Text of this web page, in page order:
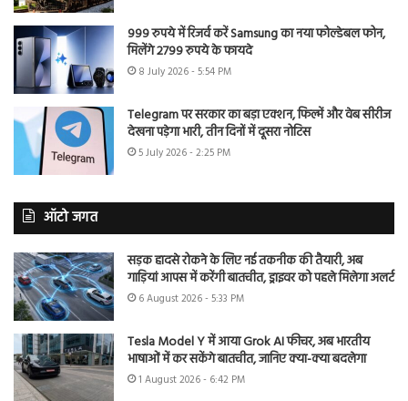
999 रुपये में रिजर्व करें Samsung का नया फोल्डेबल फोन,
मिलेंगे 2799 रुपये के फायदे
8 July 2026 - 5:54 PM
Telegram पर सरकार का बड़ा एक्शन, फिल्में और वेब सीरीज
देखना पड़ेगा भारी, तीन दिनों में दूसरा नोटिस
5 July 2026 - 2:25 PM
ऑटो जगत
सड़क हादसे रोकने के लिए नई तकनीक की तैयारी, अब
गाड़ियां आपस में करेंगी बातचीत, ड्राइवर को पहले मिलेगा अलर्ट
6 August 2026 - 5:33 PM
Tesla Model Y में आया Grok AI फीचर, अब भारतीय
भाषाओं में कर सकेंगे बातचीत, जानिए क्या-क्या बदलेगा
1 August 2026 - 6:42 PM